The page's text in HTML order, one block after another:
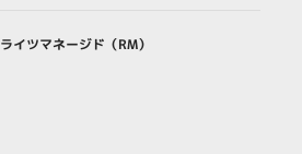
ライツマネージド（RM）